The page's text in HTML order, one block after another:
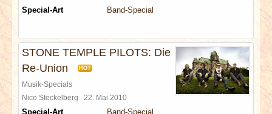
Special-Art Band-Special
STONE TEMPLE PILOTS: Die
Re-Union
HOT
Musik-Specials
Nico Steckelberg 22. Mai 2010
Special-Art Band-Special